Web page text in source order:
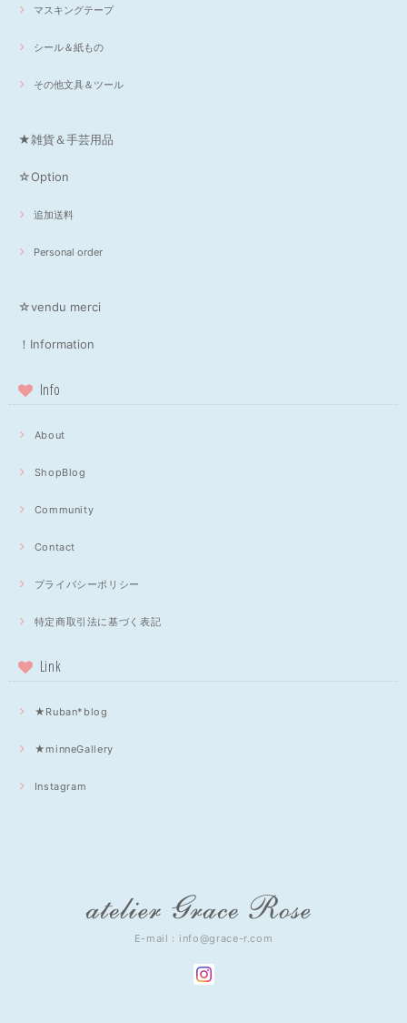
マスキングテープ
シール＆紙もの
その他文具＆ツール
★雑貨＆手芸用品
☆Option
追加送料
Personal order
☆vendu merci
！Information
Info
About
ShopBlog
Community
Contact
プライバシーポリシー
特定商取引法に基づく表記
Link
★Ruban*blog
★minneGallery
Instagram
E-mail： info@grace-r.com